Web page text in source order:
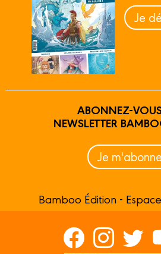
Je
ABONNEZ-
NEWSLETTER
Je
Bamboo Édition -